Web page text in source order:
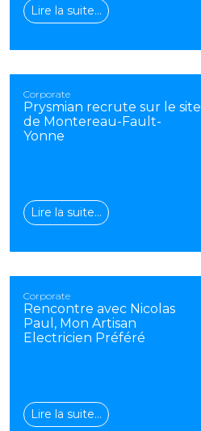
Lire la suite…
Corporate
Prysmian recrute sur le site
de Montereau-Fault-
Yonne
Lire la suite…
Corporate
Rencontre avec Nicolas
Paul, Mon Artisan
Electricien Préféré
Lire la suite…